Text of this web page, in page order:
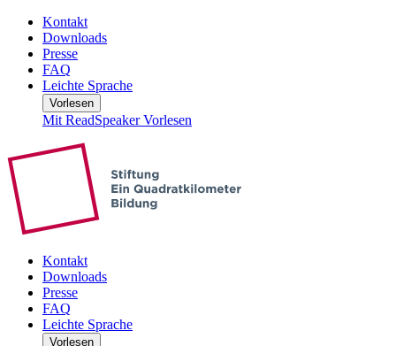
Kontakt
Downloads
Presse
FAQ
Leichte Sprache
Vorlesen
Mit ReadSpeaker Vorlesen
Kontakt
Downloads
Presse
FAQ
Leichte Sprache
Vorlesen